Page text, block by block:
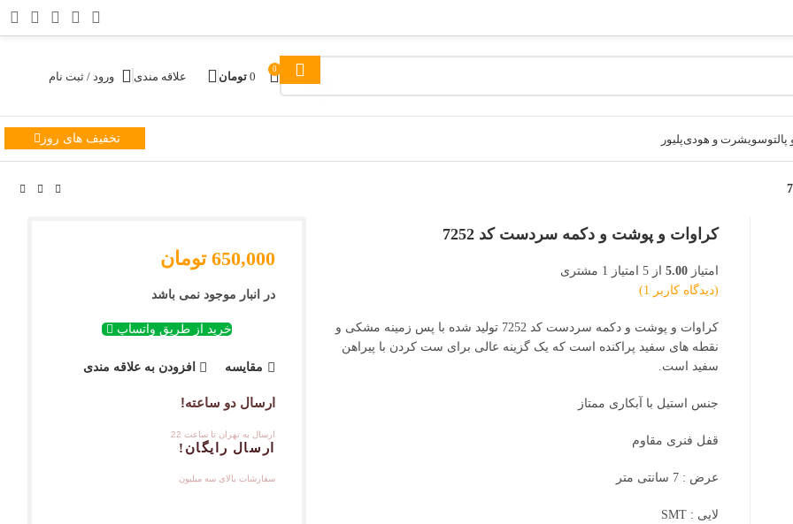
0
0 تومان علاقه مندی ورود / ثبت نام
سویشرت و هودیپلیور تخفیف های روز
کراوات و پوشت و دکمه سردست کد 7252
امتیاز5.00 از 5 امتیاز 1 مشتری
(دیدگاه کاربر 1
)
کراوات و پوشت و دکمه سردست کد 7252 تولید شده با پس زمینه مشکی و
نقطه های سفید پراکنده است که یک گزینه عالی برای ست کردن با پیراهن
سفید است.
جنس استیل با آبکاری ممتاز
قفل فنری مقاوم
عرض : 7 سانتی متر
لایی : SMT
650,000 تومان
در انبار موجود نمی باشد
خرید از طریق واتساپ
مقایسه افزودن به علاقه مندی
ارسال دو ساعته!
ارسال به تهران تا ساعت 22
ارسال رایگان!
سفارشات بالای سه میلیون